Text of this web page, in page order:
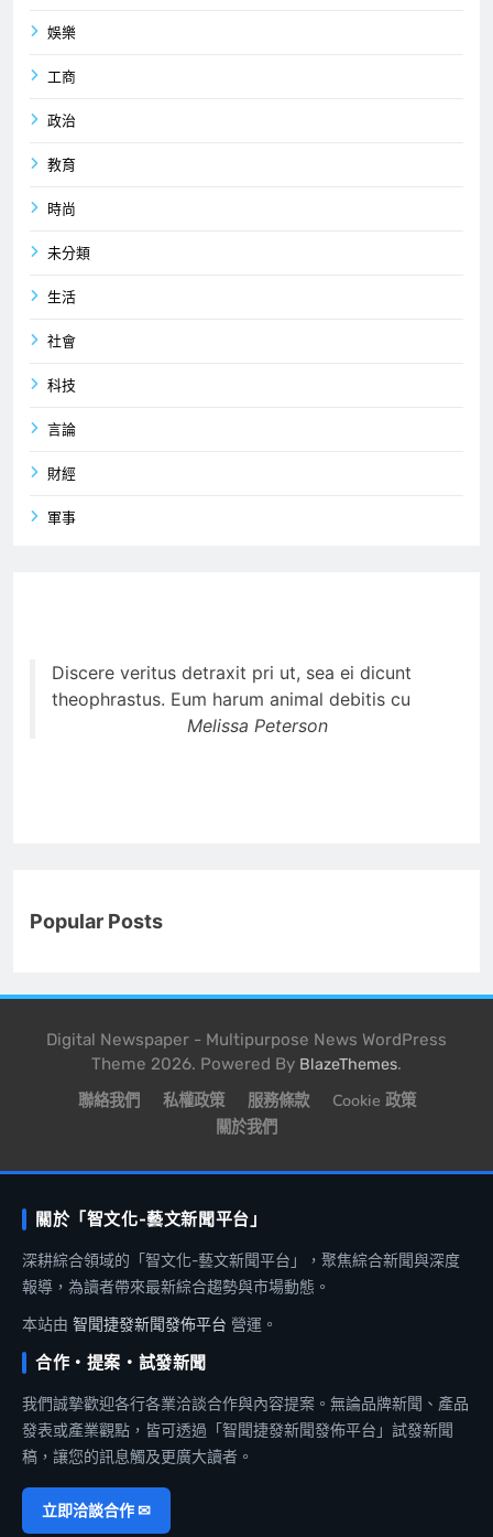
娛樂
工商
政治
教育
時尚
未分類
生活
社會
科技
言論
財經
軍事
Discere veritus detraxit pri ut, sea ei dicunt
theophrastus. Eum harum animal debitis cu
Melissa Peterson
Popular Posts
Digital Newspaper - Multipurpose News WordPress
Theme 2026. Powered By BlazeThemes.
聯絡我們 私權政策 服務條款
Cookie 政策
關於我們
關於「智文化-藝文新聞平台」
深耕綜合領域的「智文化-藝文新聞平台」，聚焦綜合新聞與深度
報導，為讀者帶來最新綜合趨勢與市場動態。
本站由 智聞捷發新聞發佈平台 營運。
合作・提案・試發新聞
我們誠摯歡迎各行各業洽談合作與內容提案。無論品牌新聞、產品
發表或產業觀點，皆可透過「智聞捷發新聞發佈平台」試發新聞
稿，讓您的訊息觸及更廣大讀者。
立即洽談合作 ✉